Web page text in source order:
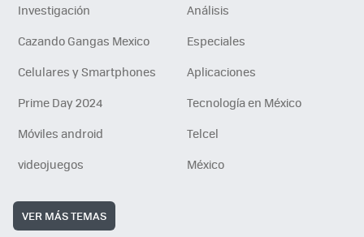
Investigación
Análisis
Cazando Gangas Mexico
Especiales
Celulares y Smartphones
Aplicaciones
Prime Day 2024
Tecnología en México
Móviles android
Telcel
videojuegos
México
VER MÁS TEMAS